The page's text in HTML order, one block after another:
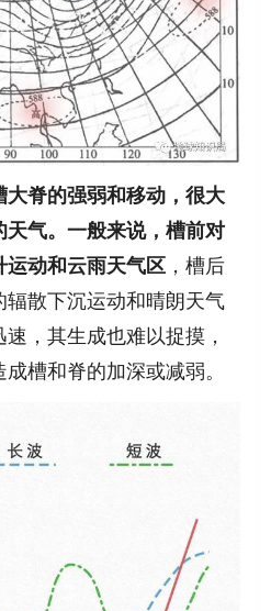
大脊的强弱和移动，很大
气。一般来说，槽前对
运动和云雨天气区 ，槽后
辐散下沉运动和晴朗天气
，其生成也难以捉摸，
槽和脊的加深或减弱。